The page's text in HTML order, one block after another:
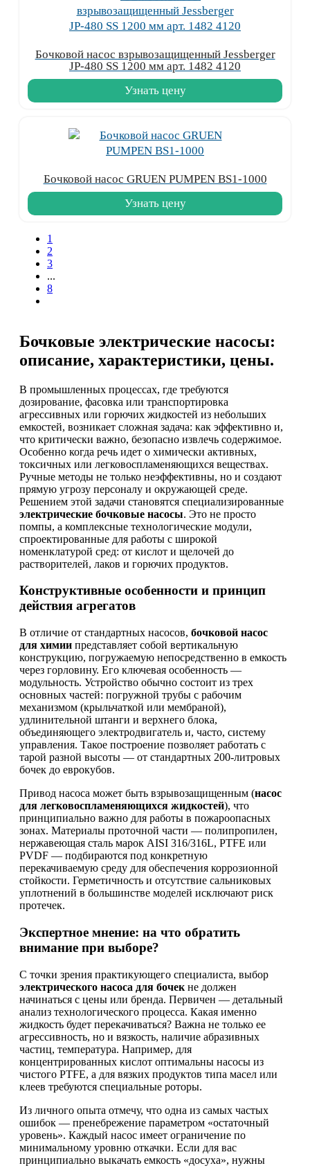
Бочковой насос взрывозащищенный Jessberger
JP-480 SS 1200 мм арт. 1482 4120
Узнать цену
Бочковой насос GRUEN PUMPEN BS1-1000
Узнать цену
1
2
3
...
8
Бочковые электрические насосы:
описание, характеристики, цены.
В промышленных процессах, где требуются
дозирование, фасовка или транспортировка
агрессивных или горючих жидкостей из небольших
емкостей, возникает сложная задача: как эффективно и,
что критически важно, безопасно извлечь содержимое.
Особенно когда речь идет о химически активных,
токсичных или легковоспламеняющихся веществах.
Ручные методы не только неэффективны, но и создают
прямую угрозу персоналу и окружающей среде.
Решением этой задачи становятся специализированные
электрические бочковые насосы. Это не просто
помпы, а комплексные технологические модули,
спроектированные для работы с широкой
номенклатурой сред: от кислот и щелочей до
растворителей, лаков и горючих продуктов.
Конструктивные особенности и принцип
действия агрегатов
В отличие от стандартных насосов, бочковой насос
для химии представляет собой вертикальную
конструкцию, погружаемую непосредственно в емкость
через горловину. Его ключевая особенность —
модульность. Устройство обычно состоит из трех
основных частей: погружной трубы с рабочим
механизмом (крыльчаткой или мембраной),
удлинительной штанги и верхнего блока,
объединяющего электродвигатель и, часто, систему
управления. Такое построение позволяет работать с
тарой разной высоты — от стандартных 200-литровых
бочек до еврокубов.
Привод насоса может быть взрывозащищенным (насос
для легковоспламеняющихся жидкостей), что
принципиально важно для работы в пожароопасных
зонах. Материалы проточной части — полипропилен,
нержавеющая сталь марок AISI 316/316L, PTFE или
PVDF — подбираются под конкретную
перекачиваемую среду для обеспечения коррозионной
стойкости. Герметичность и отсутствие сальниковых
уплотнений в большинстве моделей исключают риск
протечек.
Экспертное мнение: на что обратить
внимание при выборе?
С точки зрения практикующего специалиста, выбор
электрического насоса для бочек не должен
начинаться с цены или бренда. Первичен — детальный
анализ технологического процесса. Какая именно
жидкость будет перекачиваться? Важна не только ее
агрессивность, но и вязкость, наличие абразивных
частиц, температура. Например, для
концентрированных кислот оптимальны насосы из
чистого PTFE, а для вязких продуктов типа масел или
клеев требуются специальные роторы.
Из личного опыта отмечу, что одна из самых частых
ошибок — пренебрежение параметром «остаточный
уровень». Каждый насос имеет ограничение по
минимальному уровню откачки. Если для вас
принципиально выкачать емкость «досуха», нужны